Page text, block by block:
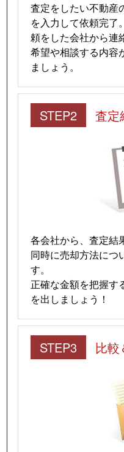
査定をしたい不動産
を入力して依頼完了
頼をした会社から連
希望や相談する内容
ましょう。
STEP2 査定
各会社から、査定結
同時に売却方法につ
す。
正確な金額を把握す
を出しましょう！
STEP3 比較